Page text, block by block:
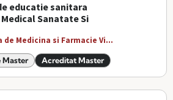
educatie sanitara
Sanatate Si
Medicina si Farmacie Vi...
Master Acreditat Master